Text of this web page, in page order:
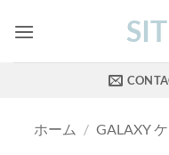
ホーム / GALAXY